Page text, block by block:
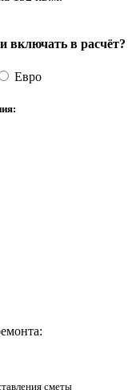
включать в расчёт?
Евро
сметы